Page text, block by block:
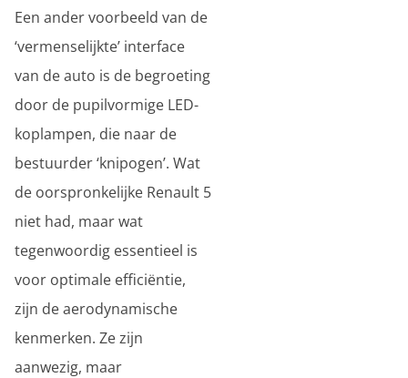
Een ander voorbeeld van de
‘vermenselijkte’ interface
van de auto is de begroeting
door de pupilvormige LED-
koplampen, die naar de
bestuurder ‘knipogen’. Wat
de oorspronkelijke Renault 5
niet had, maar wat
tegenwoordig essentieel is
voor optimale efficiëntie,
zijn de aerodynamische
kenmerken. Ze zijn
aanwezig, maar